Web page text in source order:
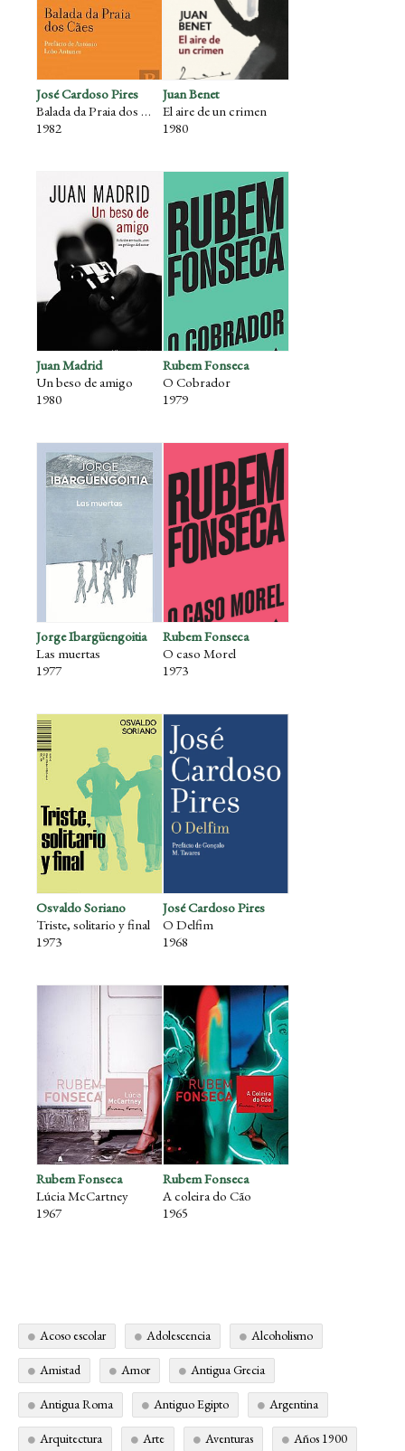
José Cardoso Pires
Balada da Praia dos Câes
1982
Juan Benet
El aire de un crimen
1980
Juan Madrid
Un beso de amigo
1980
Rubem Fonseca
O Cobrador
1979
Jorge Ibargüengoitia
Las muertas
1977
Rubem Fonseca
O caso Morel
1973
Osvaldo Soriano
Triste, solitario y final
1973
José Cardoso Pires
O Delfim
1968
Rubem Fonseca
Lúcia McCartney
1967
Rubem Fonseca
A coleira do Cão
1965
Acoso escolar Adolescencia Alcoholismo
Amistad Amor Antigua Grecia
Antigua Roma Antiguo Egipto Argentina
Arquitectura Arte Aventuras Años 1900